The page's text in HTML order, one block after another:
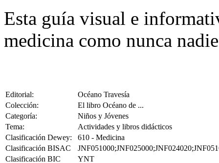
Esta guía visual e
medicina como nunca
Editorial:
Océano Travesía
Colección:
El libro Océano de ...
Categoría:
Niños y Jóvenes
Tema:
Actividades y libros didácticos
Clasificación Dewey:
610 - Medicina
Clasificación BISAC
Clasificación BIC
YNT